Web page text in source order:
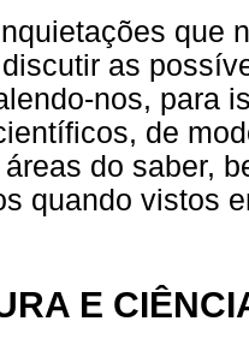
que
as
nos, para
de
do saber,
quando vistos
E